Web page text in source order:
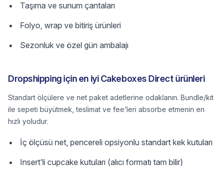
Taşıma ve sunum çantaları
Folyo, wrap ve bitiriş ürünleri
Sezonluk ve özel gün ambalajı
Dropshipping için en iyi Cakeboxes Direct ürünleri
Standart ölçülere ve net paket adetlerine odaklanın. Bundle/kit
ile sepeti büyütmek, teslimat ve fee’leri absorbe etmenin en
hızlı yoludur.
İç ölçüsü net, pencereli opsiyonlu standart kek kutuları
Insert’li cupcake kutuları (alıcı formatı tam bilir)